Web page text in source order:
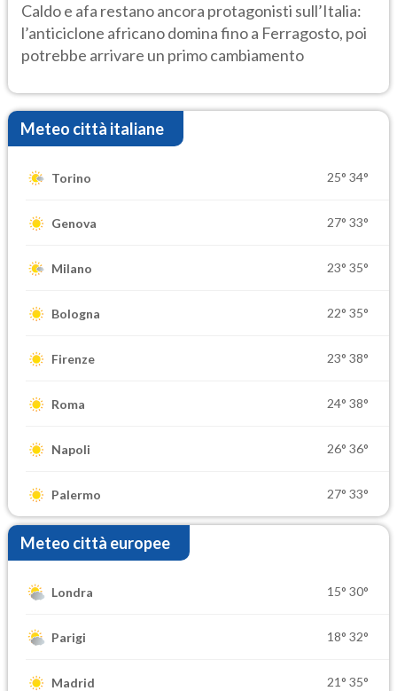
Caldo e afa restano ancora protagonisti sull’Italia:
l’anticiclone africano domina fino a Ferragosto, poi
potrebbe arrivare un primo cambiamento
Meteo città italiane
Torino 25° 34°
Genova 27° 33°
Milano 23° 35°
Bologna 22° 35°
Firenze 23° 38°
Roma 24° 38°
Napoli 26° 36°
Palermo 27° 33°
Meteo città europee
Londra 15° 30°
Parigi 18° 32°
Madrid 21° 35°